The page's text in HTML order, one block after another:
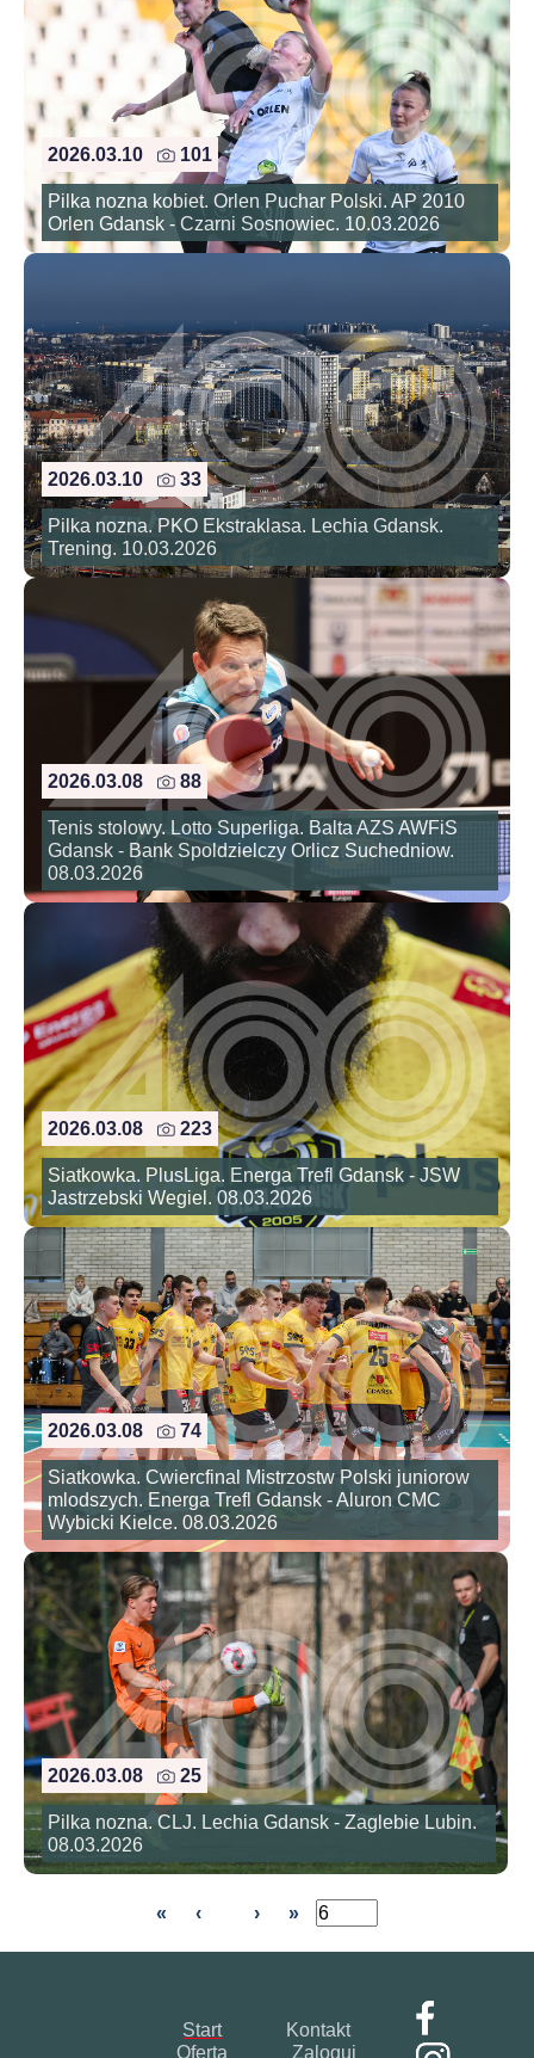
2026.03.10 101
Pilka nozna kobiet. Orlen Puchar Polski. AP 2010
Orlen Gdansk - Czarni Sosnowiec. 10.03.2026
2026.03.10 33
Pilka nozna. PKO Ekstraklasa. Lechia Gdansk.
Trening. 10.03.2026
2026.03.08 88
Tenis stolowy. Lotto Superliga. Balta AZS AWFiS
Gdansk - Bank Spoldzielczy Orlicz Suchedniow.
08.03.2026
2026.03.08 223
Siatkowka. PlusLiga. Energa Trefl Gdansk - JSW
Jastrzebski Wegiel. 08.03.2026
2026.03.08 74
Siatkowka. Cwiercfinal Mistrzostw Polski juniorow
mlodszych. Energa Trefl Gdansk - Aluron CMC
Wybicki Kielce. 08.03.2026
2026.03.08 25
Pilka nozna. CLJ. Lechia Gdansk - Zaglebie Lubin.
08.03.2026
« ‹ › »
Start
Kontakt
Oferta
Zaloguj